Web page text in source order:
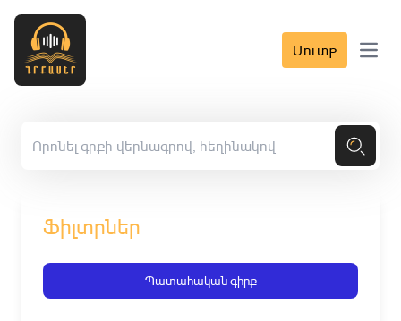
Մուտք Open
Ֆիլտրներ
Պատահական գիրք